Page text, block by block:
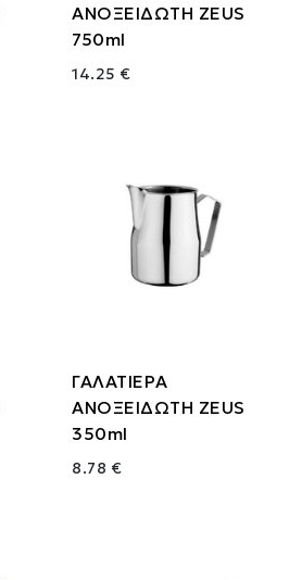
ΑΝΟΞΕΙΔΩΤΗ ZEUS
750ml
14.25 €
ΓΑΛΑΤΙΕΡΑ
ΑΝΟΞΕΙΔΩΤΗ ZEUS
350ml
8.78 €